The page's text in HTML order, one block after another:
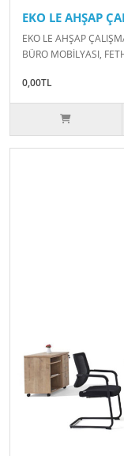
EKO LE AHŞAP
EKO LE AHŞAP
BÜRO MOBİLYASI,
0,00TL